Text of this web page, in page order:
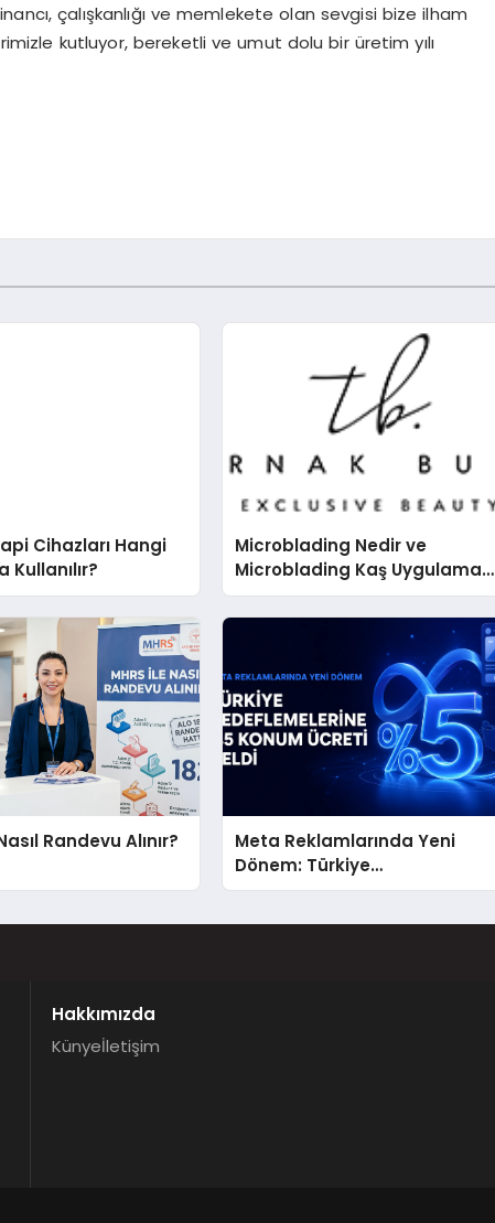
çalışkanlığı ve memlekete olan sevgisi bize ilham
kutluyor, bereketli ve umut dolu bir üretim yılı
Cihazları Hangi
Microblading Nedir ve
Microblading Kaş Uygulaması
Nasıl Yapılır?
Randevu Alınır?
Meta Reklamlarında Yeni
Dönem: Türkiye
Hedeflemelerine Yüzde 5
Hakkımızda
Künyeİletişim